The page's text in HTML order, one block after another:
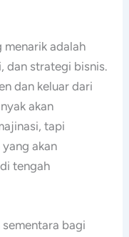
adalah
dan strategi bisnis.
dan keluar dari
akan
tapi
akan
tengah
bagi